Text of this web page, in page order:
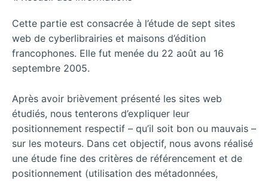
Cette partie est consacrée à l’étude de sept sites
web de cyberlibrairies et maisons d’édition
francophones. Elle fut menée du 22 août au 16
septembre 2005.
Après avoir brièvement présenté les sites web
étudiés, nous tenterons d’expliquer leur
positionnement respectif – qu’il soit bon ou mauvais –
sur les moteurs. Dans cet objectif, nous avons réalisé
une étude fine des critères de référencement et de
positionnement (utilisation des métadonnées,